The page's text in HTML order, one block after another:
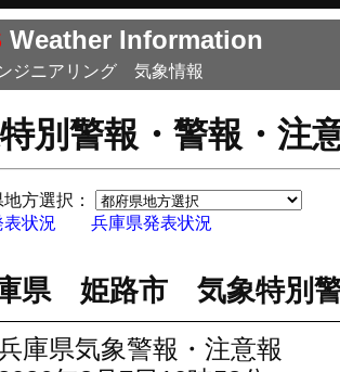
Weather Information
ジニアリング 気象情報
別警報・警報・注
方選択：
状況
兵庫県発表状況
県 姫路市 気象特別警
庫県気象警報・注意報